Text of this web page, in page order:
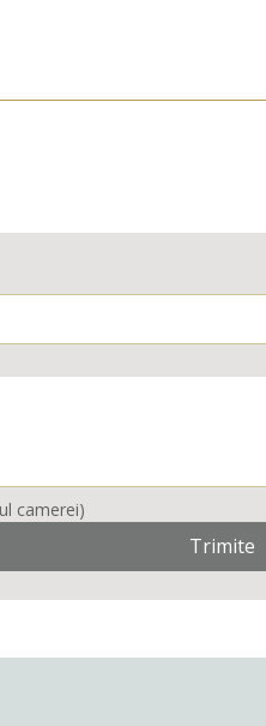
Trimite